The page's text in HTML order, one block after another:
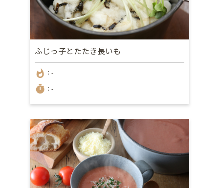
ふじっ子とたたき長いも
whatshot ：-
timer ：-